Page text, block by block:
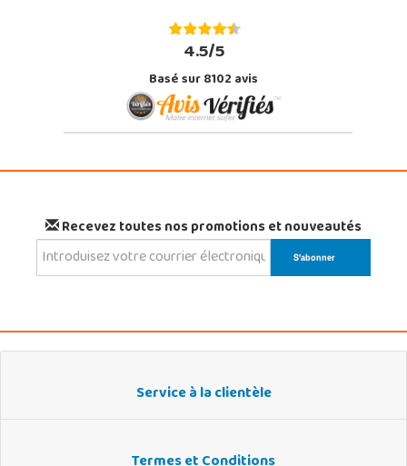
4.5/5
Basé sur 8102 avis
Recevez toutes nos promotions et nouveautés
Service à la clientèle